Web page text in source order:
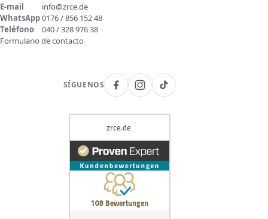
E-mail
info@zrce.de
WhatsApp0176 / 856 152 48
Teléfono
040 / 328 976 38
Formulario de contacto
SÍGUENOS